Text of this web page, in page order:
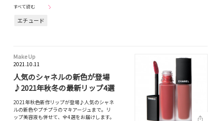
すべて読む
エチュード
Make Up
2021.10.11
人気のシャネルの新色が登場
♪2021年秋冬の最新リップ4選
2021年秋色新作リップが登場♪人気のシャネ
ルの新色やプチプラのマキアージュまで。リ
ップ美容液も併せて、全4選をお届けします。